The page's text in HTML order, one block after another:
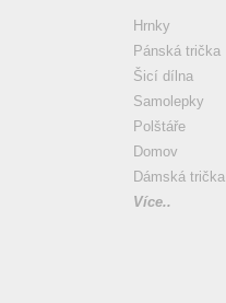
Hrnky
Pánská trička
Šicí dílna
Samolepky
Polštáře
Domov
Dámská trička
Více..